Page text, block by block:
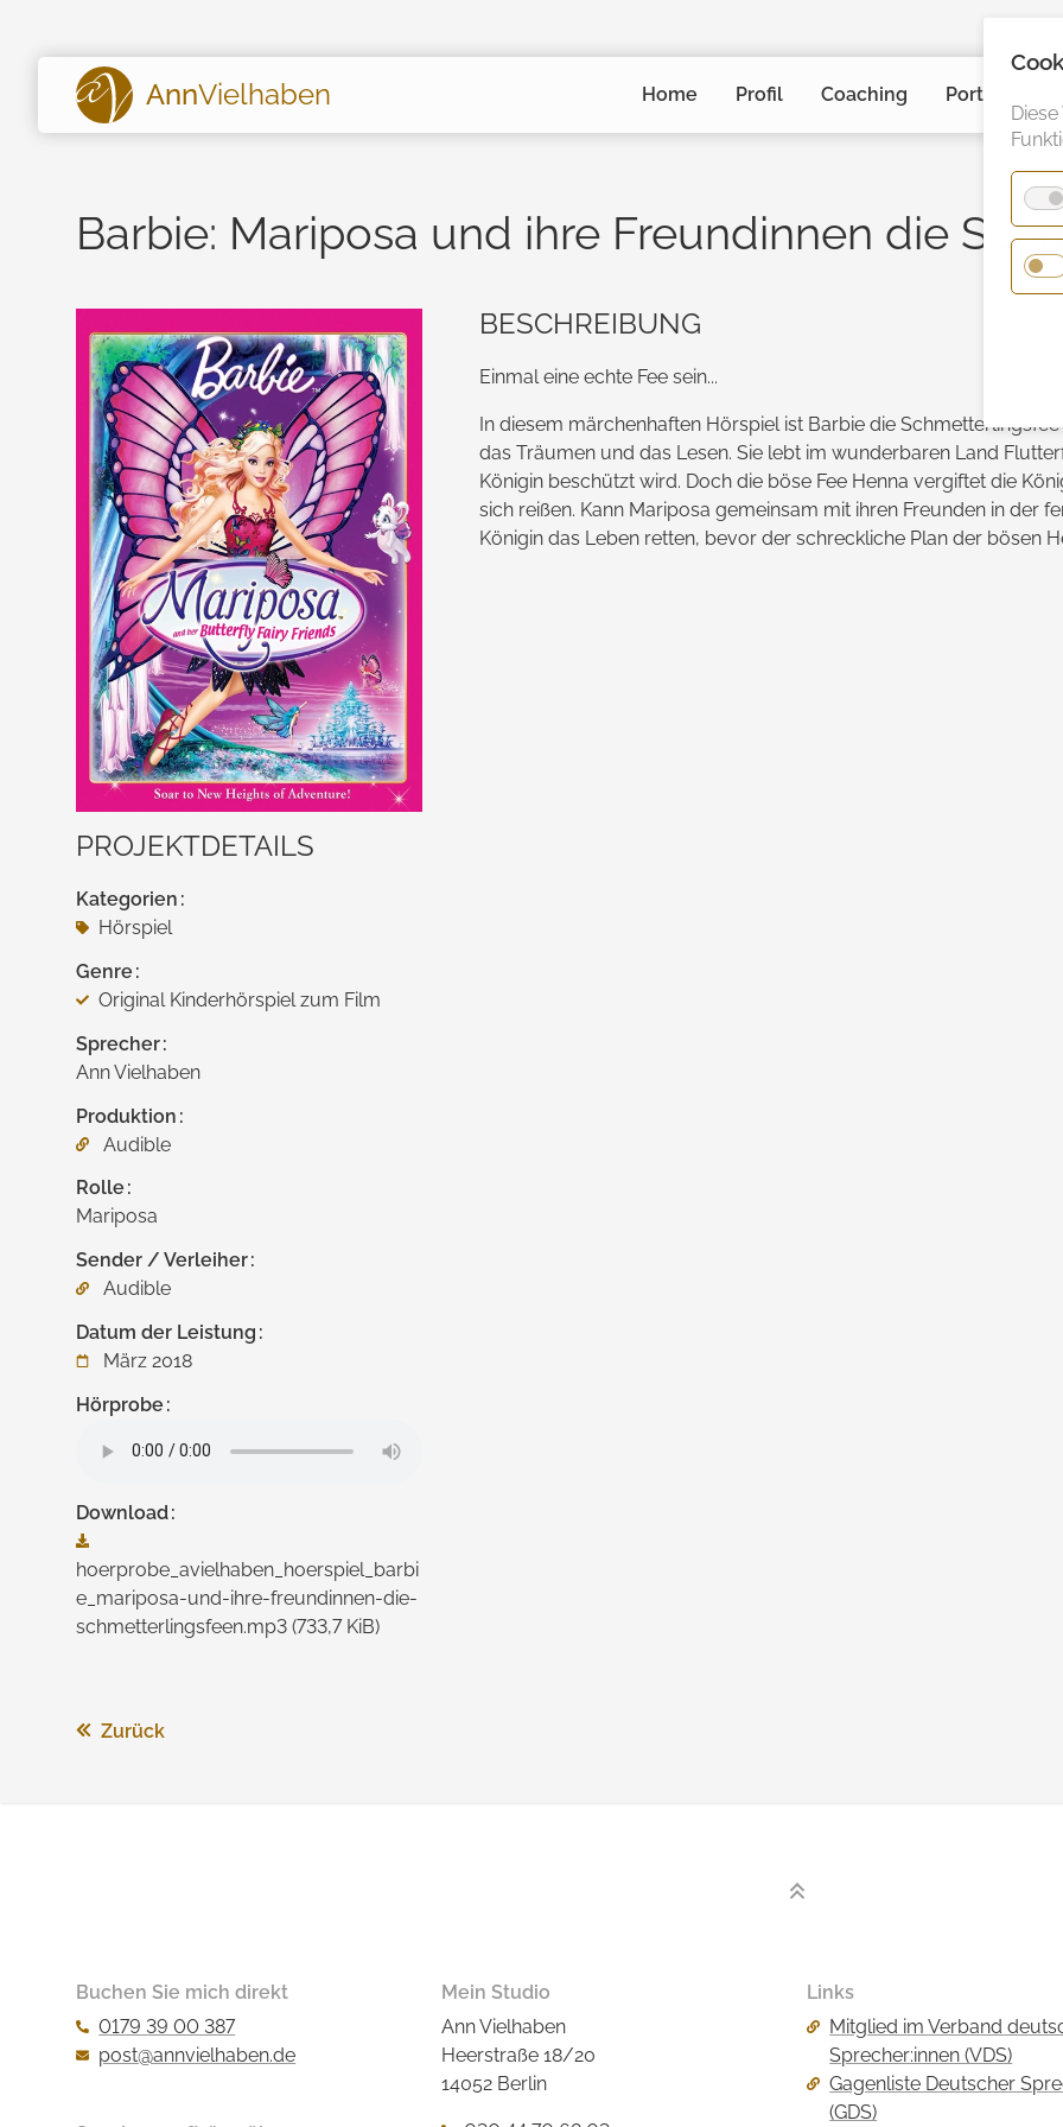
AnnVielhaben
Navigation
Home Profil Coaching Portfolio
Barbie: Mariposa und ihre Freundinnen die
PROJEKTDETAILS
Kategorien
Hörspiel
Genre
Original Kinderhörspiel zum Film
Sprecher
Ann Vielhaben
Produktion
Audible
Rolle
Mariposa
Sender / Verleiher
Audible
Datum der Leistung
März 2018
Hörprobe
Download
hoerprobe_avielhaben_hoerspiel_barbi
e_mariposa-und-ihre-freundinnen-die-
schmetterlingsfeen.mp3 (733,7 KiB)
BESCHREIBUNG
Einmal eine echte Fee sein...
In diesem märchenhaften Hörspiel ist Barbie die
das Träumen und das Lesen. Sie lebt im wunder­baren Land
Königin beschützt wird. Doch die böse Fee Henna vergiftet die
sich reißen. Kann Mariposa gemeinsam mit ihren Freunden in der
Königin das Leben retten, bevor der schreckliche Plan der bösen
Zurück
Buchen Sie mich direkt
0179 39 00 387
post@annvielhaben.de
Mein Studio
Ann Vielhaben
Heerstraße 18/20
14052 Berlin
Links
Navigation
überspringen
Mitglied im Verband
Sprecher:innen (VDS)
Gagenliste Deutscher
(GDS)